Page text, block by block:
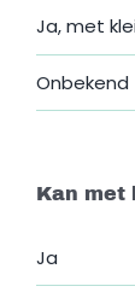
Ja, met
Onbekend
Kan met
Ja